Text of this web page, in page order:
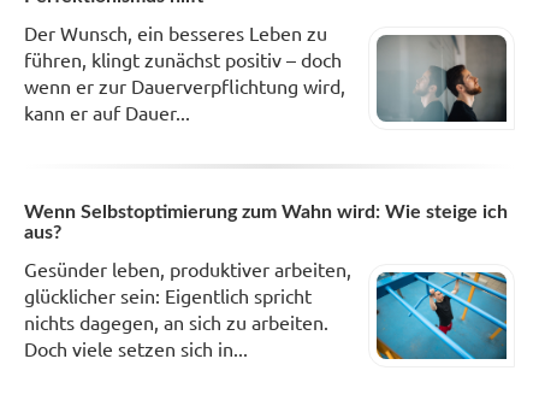
Der Wunsch, ein besseres Leben zu
führen, klingt zunächst positiv – doch
wenn er zur Dauerverpflichtung wird,
kann er auf Dauer...
Wenn Selbstoptimierung zum Wahn wird: Wie steige ich
aus?
Gesünder leben, produktiver arbeiten,
glücklicher sein: Eigentlich spricht
nichts dagegen, an sich zu arbeiten.
Doch viele setzen sich in...